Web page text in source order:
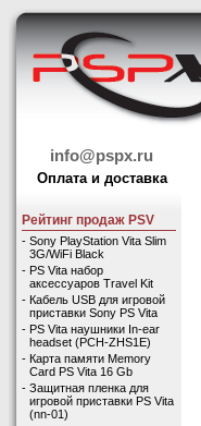
info@pspx.ru
Оплата и доставка
Рейтинг продаж PSV
- Sony PlayStation Vita Slim
3G/WiFi Black
- PS Vita набор
аксессуаров Travel Kit
- Кабель USB для игровой
приставки Sony PS Vita
- PS Vita наушники In-ear
headset (PCH-ZHS1E)
- Карта памяти Memory
Card PS Vita 16 Gb
- Защитная пленка для
игровой приставки PS Vita
(nn-01)